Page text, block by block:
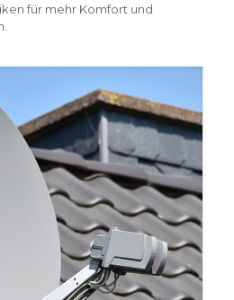
für mehr Komfort und